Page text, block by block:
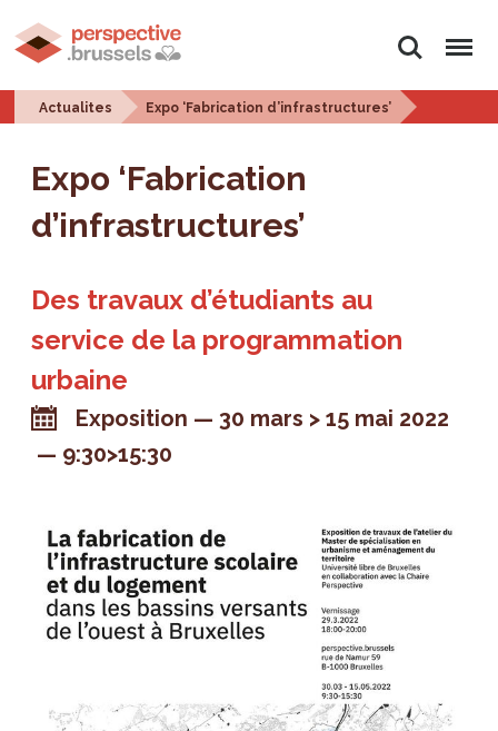
Rechercher
Menu
Actualites Expo ‘Fabrication d’infrastructures’
Expo ‘Fabrication
d’infrastructures’
Des travaux d’étudiants au
service de la programmation
urbaine
Exposition
30 mars > 15 mai 2022
9:30>15:30